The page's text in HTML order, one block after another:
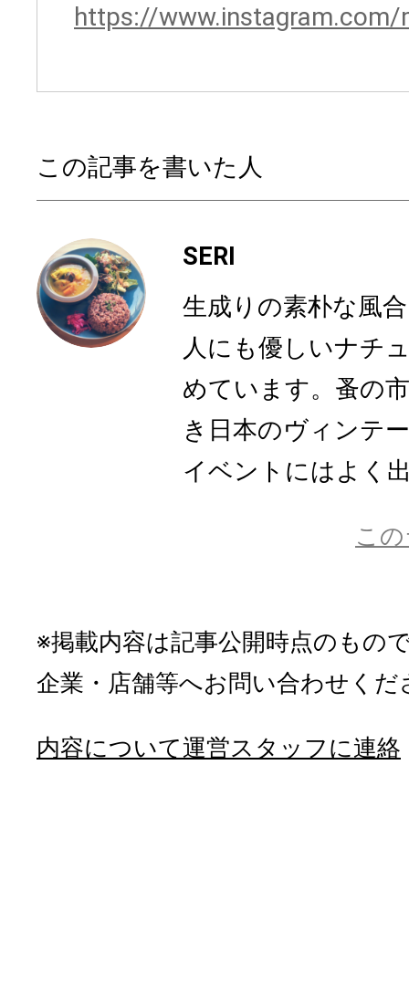
https://
この記事を書いた人
SERI
生成りの素朴な風
人にも優しいナチ
めています。蚤の
き日本のヴィンテ
イベントにはよく
こ
※掲載内容は記事公開時点のもの
企業・店舗等へお問い合わせくだ
内容について運営スタッフに連絡